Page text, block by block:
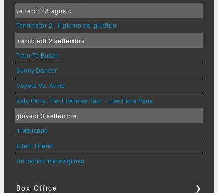
venerdì 28 agosto
Terminator 2 - Il giorno del giudizio
mercoledì 2 settembre
Train To Busan
Sunny Dancer
Coyote Vs. Acme
Katy Perry: The Lifetimes Tour - Live From Paris
giovedì 3 settembre
Il Malloppo
Silent Friend
Un mondo meraviglioso
Box Office ❯